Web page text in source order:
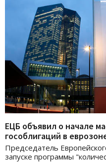
ЕЦБ объявил о начале
гособлигаций в
Председатель
запуске программы